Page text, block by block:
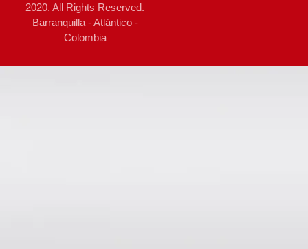
2020. All Rights Reserved.
Barranquilla - Atlántico -
Colombia